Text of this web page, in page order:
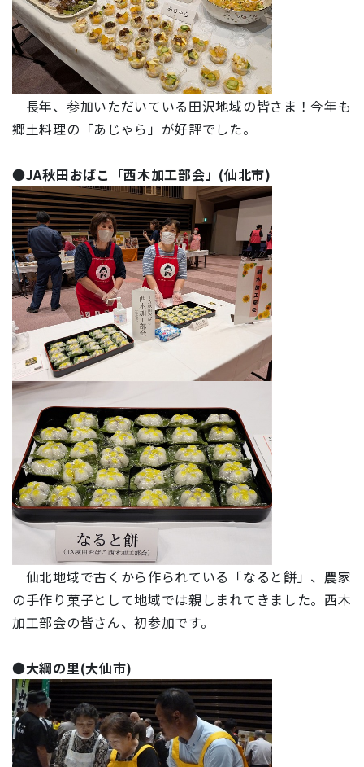
長年、参加いただいている田沢地域の皆さま！今年も
郷土料理の「あじゃら」が好評でした。
●JA秋田おばこ「西木加工部会」(仙北市)
仙北地域で古くから作られている「なると餅」、農家
の手作り菓子として地域では親しまれてきました。西木
加工部会の皆さん、初参加です。
●大綱の里(大仙市)